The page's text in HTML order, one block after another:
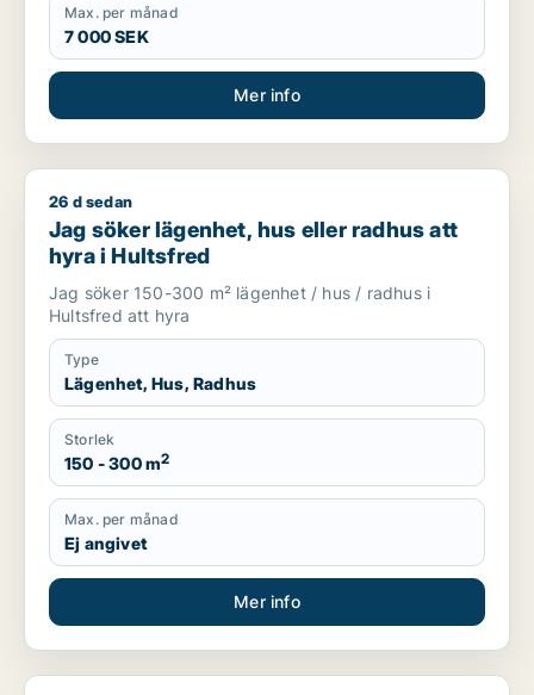
Max. per månad
7 000 SEK
Mer info
Jag söker lägenhet, hus eller radhus att hyra i Hultsfred
26 d sedan
Jag söker lägenhet, hus eller radhus att
hyra i Hultsfred
Jag söker 150-300 m² lägenhet / hus / radhus i
Hultsfred att hyra
Type
Lägenhet, Hus, Radhus
Storlek
150 - 300 m2
Max. per månad
Ej angivet
Mer info